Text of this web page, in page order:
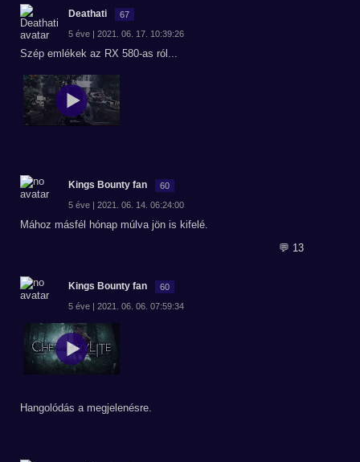
Deathati 67
5 éve | 2021. 06. 17. 10:39:26
Szép emlékek az RX 580-as ról...
Kings Bounty fan 60
5 éve | 2021. 06. 14. 06:24:00
Mához másfél hónap múlva jön is kifelé.
💬 13
Kings Bounty fan 60
5 éve | 2021. 06. 06. 07:59:34
Hangolódás a megjelenésre.